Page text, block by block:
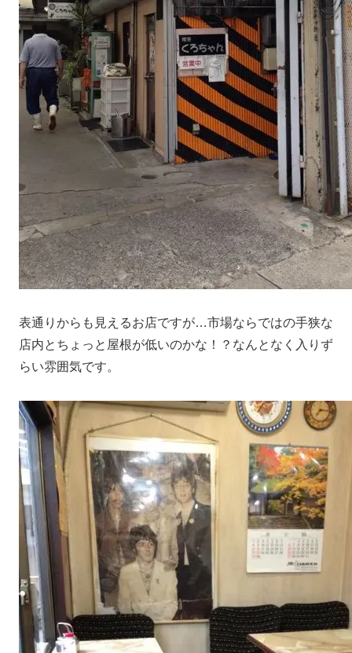
表通りからも見えるお店ですが…市場ならではの手狭な
店内とちょっと屋根が低いのかな！？なんとなく入りず
らい雰囲気です。